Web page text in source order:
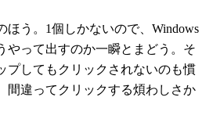
う。1個しかないので、Windows
やって出すのか一瞬とまどう。そ
プしてもクリックされないのも慣
間違ってクリックする煩わしさか